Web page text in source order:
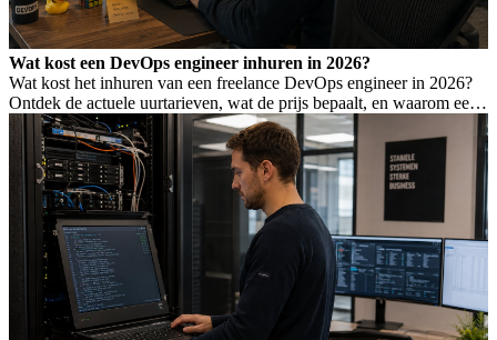
Wat kost een DevOps engineer inhuren in 2026?
Wat kost het inhuren van een freelance DevOps engineer in 2026?
Ontdek de actuele uurtarieven, wat de prijs bepaalt, en waarom een
laag tarief niet altijd goedkoper is.